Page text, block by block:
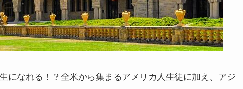
になれる！？全米から集まるアメリカ人生徒に加え、アジ